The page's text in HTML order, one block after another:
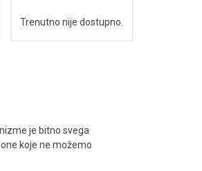
Trenutno nije dostupno.
je bitno svega
koje ne možemo